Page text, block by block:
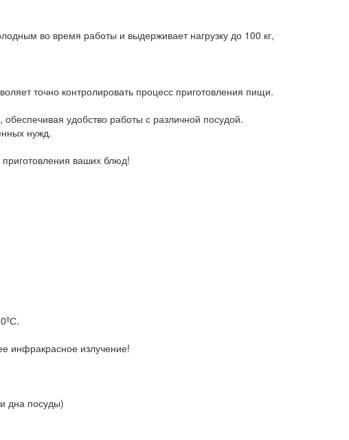
во время работы и выдерживает нагрузку до 100 кг,
точно контролировать процесс приготовления пищи.
удобство работы с различной посудой.
нужд.
ваших блюд!
инфракрасное излучение!
дна посуды)